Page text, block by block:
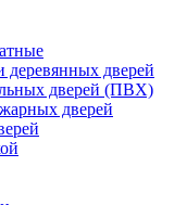
деревянных дверей
дверей (ПВХ)
дверей